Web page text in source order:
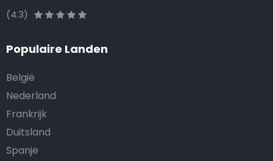
(4.3)
Populaire Landen
België
Nederland
Frankrijk
Duitsland
Spanje